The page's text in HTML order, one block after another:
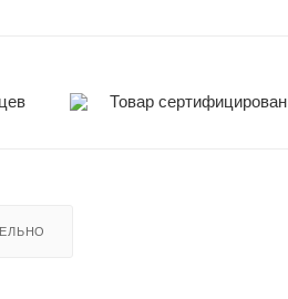
Товар сертифицирован